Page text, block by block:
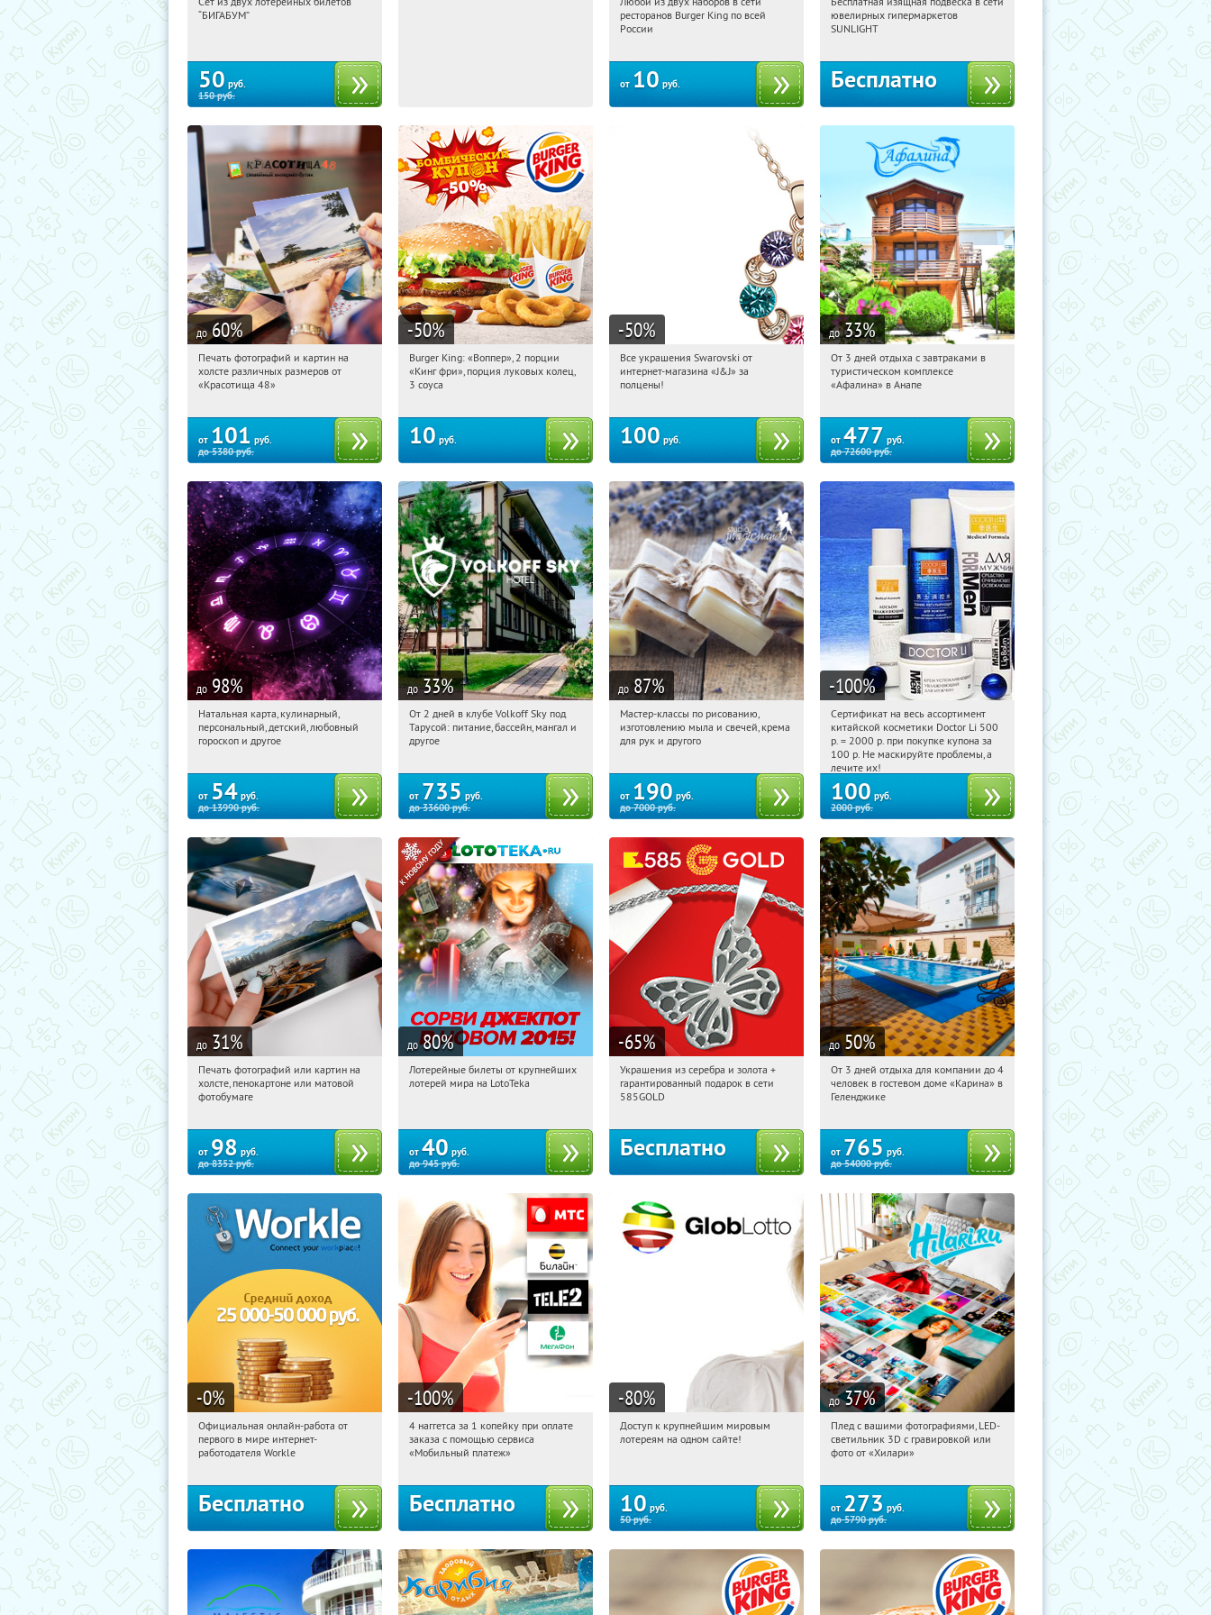
00:46:41 Купили:10116
“БИГАБУМ”
50 руб.
150руб.
00:46:41 Купили:
ресторанов Burger King по всей
России
от 10 руб.
00:46:41 Получили:7877
Москва, Россия
ювелирных гипермаркетов
SUNLIGHT
Бесплатно
до 60%
00:46:41 Купили:
Россия
Печать фотографий и картин на
холсте различных размеров от
«Красотища 48»
от 101 руб.
до5380руб.
-50%
00:46:41 Купили:7553
Екатеринбург
Burger King: «Воппер», 2 порции
«Кинг фри», порция луковых колец,
3 соуса
10 руб.
-50%
00:46:41 Купили:
Все украшения Swarovski от
интернет-магазина «J&J» за
полцены!
100 руб.
до 33%
00:46:41 Купили:
Краснодарский край, г. Анапа,
От 3 дней отдыха с завтраками в
туристическом комплексе
«Афалина» в Анапе
от 477 руб.
до72600руб.
до 98%
00:46:41 Купили:
Россия
Натальная карта, кулинарный,
персональный, детский, любовный
гороскоп и другое
от 54 руб.
до13990руб.
до 33%
00:46:41 Купили:
Калужская обл., Тарусский р-н, с.
От 2 дней в клубе Volkoff Sky под
Тарусой: питание, бассейн, мангал и
другое
от 735 руб.
до33600руб.
до 87%
00:46:41 Купили:
Новослободская
Мастер-классы по рисованию,
изготовлению мыла и свечей, крема
для рук и другого
от 190 руб.
до7000руб.
-100%
00:46:41 Купили:5010
Сертификат на весь ассортимент
китайской косметики Doctor Li 500
р. = 2000 р. при покупке купона за
100 р. Не маскируйте проблемы, а
лечите их!
100 руб.
2000руб.
до 31%
00:46:41 Купили:
Электрозаводская
Печать фотографий или картин на
холсте, пенокартоне или матовой
фотобумаге
от 98 руб.
до8352руб.
до 80%
00:46:41 Купили:4880
Лотерейные билеты от крупнейших
лотерей мира на LotoTeka
от 40 руб.
до945руб.
-65%
00:46:41 Получили: 4842
Москва, Россия
Украшения из серебра и золота +
гарантированный подарок в сети
585GOLD
Бесплатно
до 50%
00:46:41 Купили:2
Краснодарский край, г. Геленджик, ул.
От 3 дней отдыха для компании до 4
человек в гостевом доме «Карина» в
Геленджике
от 765 руб.
до54000руб.
-0%
00:46:41 Получили:4547
Официальная онлайн-работа от
первого в мире интернет-
работодателя Workle
Бесплатно
-100%
00:46:41 Получили:4361
Москва, Россия
4 наггетса за 1 копейку при оплате
заказа с помощью сервиса
«Мобильный платеж»
Бесплатно
-80%
00:46:41 Купили:4234
Доступ к крупнейшим мировым
лотереям на одном сайте!
10 руб.
50руб.
до 37%
00:46:41 Купили:10
Москва, Россия
Плед с вашими фотографиями, LED-
светильник 3D с гравировкой или
фото от «Хилари»
от 273 руб.
до5790руб.